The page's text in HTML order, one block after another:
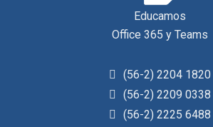
Educamos
Office 365 y Teams
(56-2) 2204 1820
(56-2) 2209 0338
(56-2) 2225 6488